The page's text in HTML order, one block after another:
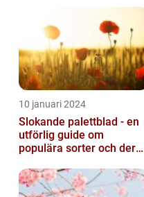
10 januari 2024
Slokande palettblad - en
utförlig guide om
populära sorter och deras